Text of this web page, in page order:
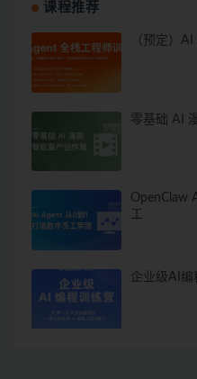
课程推荐
（预定）
零基础 AI
OpenClaw
企业级AI编